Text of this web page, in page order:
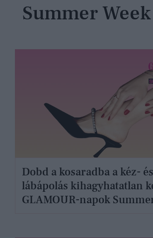
Summer
Dobd a kosaradba a kéz- és
lábápolás kihagyhatatlan
GLAMOUR-napok